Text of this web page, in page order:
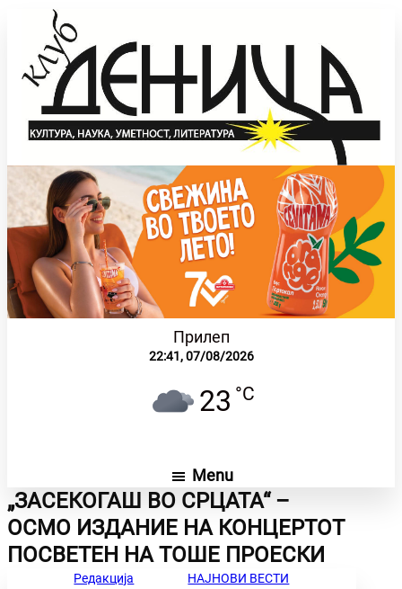
Прилеп
22:41,07/08/2026
23 °C
Menu
„ЗАСЕКОГАШ ВО СРЦАТА“ –
ОСМО ИЗДАНИЕ НА КОНЦЕРТОТ
ПОСВЕТЕН НА ТОШЕ ПРОЕСКИ
Редакција
НАЈНОВИ ВЕСТИ